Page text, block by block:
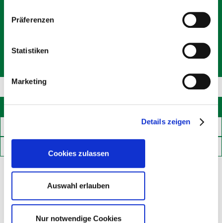
Präferenzen
Statistiken
Marketing
Details zeigen
Cookies zulassen
Auswahl erlauben
Nur notwendige Cookies
Energiebedarfsausweis, A+, Endenergiebedarf 26,8
Ihr persönlicher Ansprechpartner
Die Röwisch Geschäftsleitung freut sich auf Ihren Anruf
0791 / 94 66 46 - 16